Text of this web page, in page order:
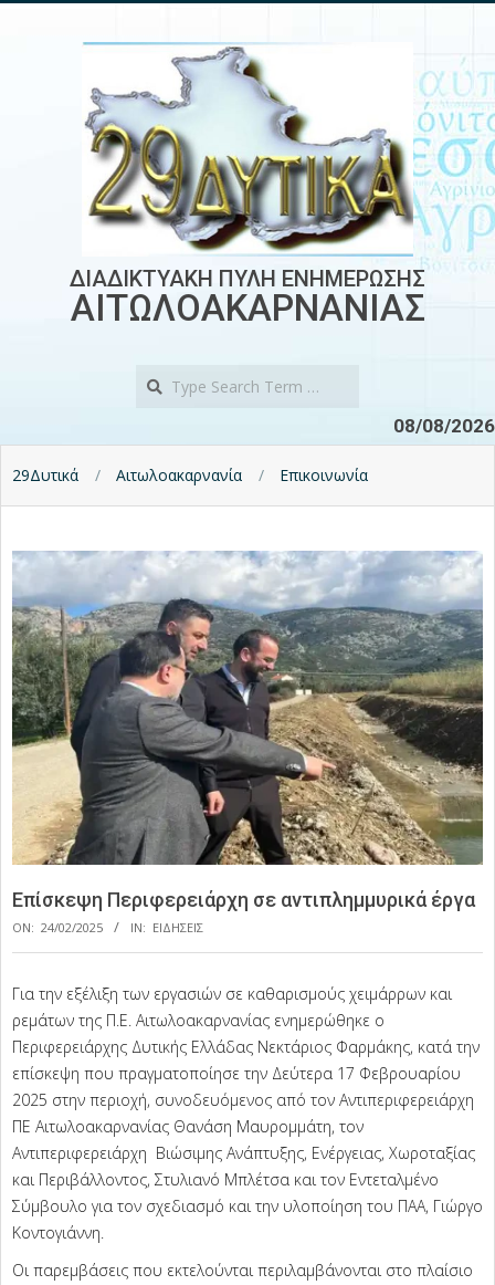
ΔΙΑΔΙΚΤΥΑΚΗ ΠΥΛΗ ΕΝΗΜΕΡΩΣΗΣ
ΑΙΤΩΛΟΑΚΑΡΝΑΝΙΑΣ
08/08/2026
29Δυτικά Αιτωλοακαρνανία Επικοινωνία
Επίσκεψη Περιφερειάρχη σε αντιπλημμυρικά έργα
ON: 24/02/2025 IN: ΕΙΔΗΣΕΙΣ
Για την εξέλιξη των εργασιών σε καθαρισμούς χειμάρρων και
ρεμάτων της Π.Ε. Αιτωλοακαρνανίας ενημερώθηκε ο
Περιφερειάρχης Δυτικής Ελλάδας Νεκτάριος Φαρμάκης, κατά την
επίσκεψη που πραγματοποίησε την Δεύτερα 17 Φεβρουαρίου
2025 στην περιοχή, συνοδευόμενος από τον Αντιπεριφερειάρχη
ΠΕ Αιτωλοακαρνανίας Θανάση Μαυρομμάτη, τον
Αντιπεριφερειάρχη Βιώσιμης Ανάπτυξης, Ενέργειας, Χωροταξίας
και Περιβάλλοντος, Στυλιανό Μπλέτσα και τον Εντεταλμένο
Σύμβουλο για τον σχεδιασμό και την υλοποίηση του ΠΑΑ, Γιώργο
Κοντογιάννη.
Οι παρεμβάσεις που εκτελούνται περιλαμβάνονται στο πλαίσιο